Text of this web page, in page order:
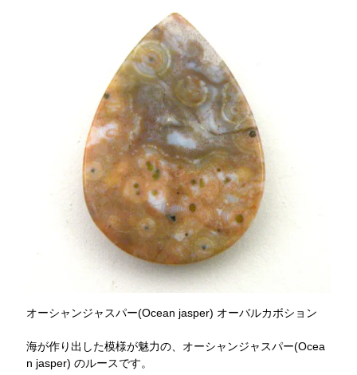
オーシャンジャスパー(Ocean jasper) オーバルカボション
海が作り出した模様が魅力の、オーシャンジャスパー(Ocea
n jasper) のルースです。